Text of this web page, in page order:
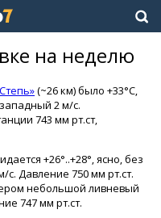
на неделю
(~26 км) было +33°C,
2 м/с.
743 мм рт.ст,
+26°..+28°, ясно, без
с. Давление 750 мм рт.ст.
небольшой ливневый
747 мм рт.ст.